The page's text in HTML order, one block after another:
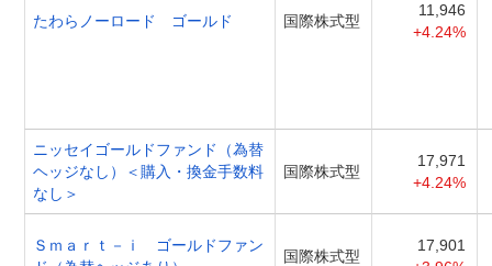
たわらノーロード ゴールド 国際株式型
11,946
+4.24%
ニッセイゴールドファンド（為替
ヘッジなし）＜購入・換金手数料
なし＞
国際株式型
17,971
+4.24%
Ｓｍａｒｔ－ｉ ゴールドファン
国際株式型
17,901